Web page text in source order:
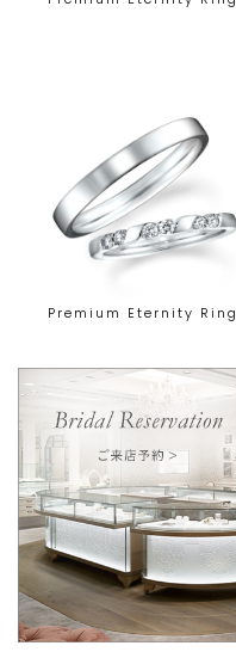
Premium Eternity Ring